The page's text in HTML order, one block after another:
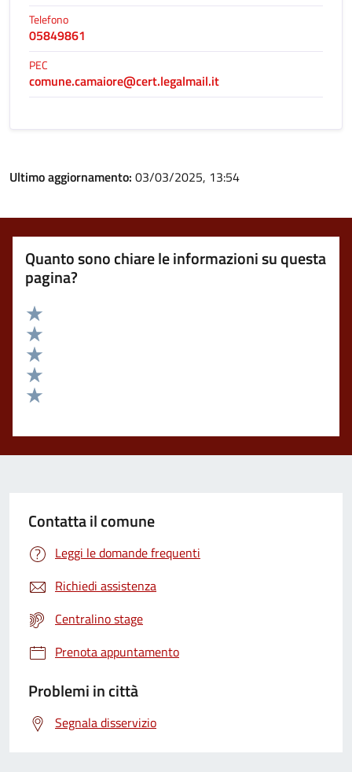
Telefono
05849861
PEC
comune.camaiore@cert.legalmail.it
Ultimo aggiornamento: 03/03/2025, 13:54
Quanto sono chiare le informazioni su questa
pagina?
Valuta 5 stelle su 5
Valuta 4 stelle su 5
Valuta 3 stelle su 5
Valuta 2 stelle su 5
Contatta il comune
Leggi le domande frequenti
Richiedi assistenza
Centralino stage
Prenota appuntamento
Problemi in città
Segnala disservizio